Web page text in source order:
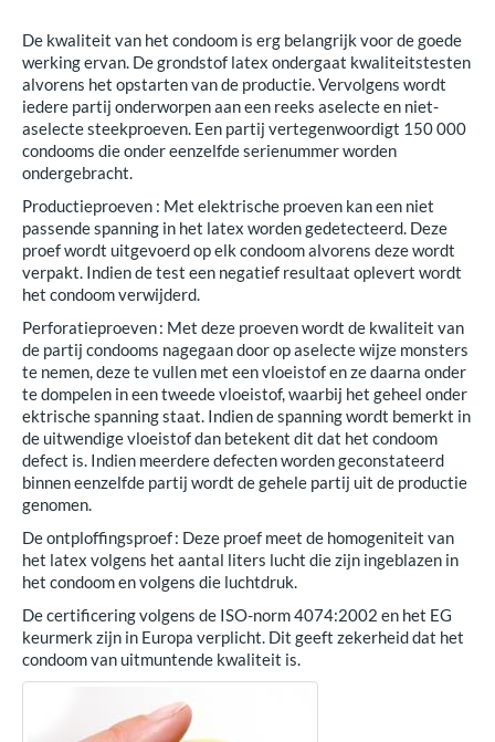
De kwaliteit van het condoom is erg belangrijk voor de goede
werking ervan. De grondstof latex ondergaat kwaliteitstesten
alvorens het opstarten van de productie. Vervolgens wordt
iedere partij onderworpen aan een reeks aselecte en niet-
aselecte steekproeven. Een partij vertegenwoordigt 150 000
condooms die onder eenzelfde serienummer worden
ondergebracht.
Productieproeven : Met elektrische proeven kan een niet
passende spanning in het latex worden gedetecteerd. Deze
proef wordt uitgevoerd op elk condoom alvorens deze wordt
verpakt. Indien de test een negatief resultaat oplevert wordt
het condoom verwijderd.
Perforatieproeven : Met deze proeven wordt de kwaliteit van
de partij condooms nagegaan door op aselecte wijze monsters
te nemen, deze te vullen met een vloeistof en ze daarna onder
te dompelen in een tweede vloeistof, waarbij het geheel onder
ektrische spanning staat. Indien de spanning wordt bemerkt in
de uitwendige vloeistof dan betekent dit dat het condoom
defect is. Indien meerdere defecten worden geconstateerd
binnen eenzelfde partij wordt de gehele partij uit de productie
genomen.
De ontploffingsproef : Deze proef meet de homogeniteit van
het latex volgens het aantal liters lucht die zijn ingeblazen in
het condoom en volgens die luchtdruk.
De certificering volgens de ISO-norm 4074:2002 en het EG
keurmerk zijn in Europa verplicht. Dit geeft zekerheid dat het
condoom van uitmuntende kwaliteit is.